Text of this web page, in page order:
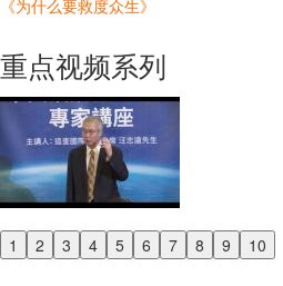
《为什么要救度众生》
重点视频系列
1 2 3 4 5 6 7 8 9 10
Previous